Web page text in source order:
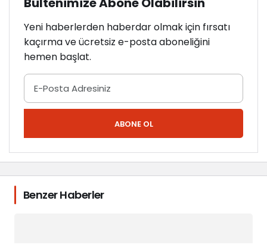
Yeni haberlerden haberdar olmak için fırsatı
kaçırma ve ücretsiz e-posta aboneliğini
hemen başlat.
ABONE OL
Benzer Haberler